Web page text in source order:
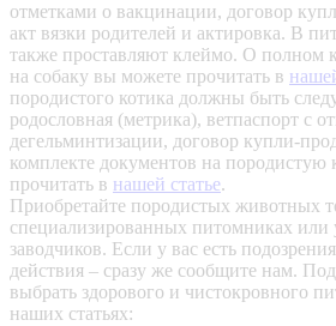
отметками о вакцинации, договор
акт вязки родителей и актировка. В
также проставляют клеймо. О полном
на собаку вы можете прочитать в
породистого котика должны быть
родословная (метрика), ветпаспорт с
дегельминтизации, договор купли-
комплекте документов на
прочитать в нашей статье.
Приобретайте породистых животных
специализированных питомниках или
заводчиков. Если у вас есть
действия – сразу же сообщите нам.
выбрать здорового и чистокровного
наших статьях: